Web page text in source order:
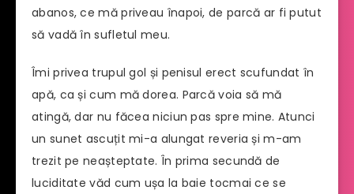
abanos, ce mă priveau înapoi, de parcă ar fi putut
să vadă în sufletul meu.
Îmi privea trupul gol și penisul erect scufundat în
apă, ca și cum mă dorea. Parcă voia să mă
atingă, dar nu făcea niciun pas spre mine. Atunci
un sunet ascuțit mi-a alungat reveria și m-am
trezit pe neașteptate. În prima secundă de
luciditate văd cum ușa la baie tocmai ce se